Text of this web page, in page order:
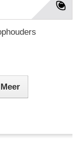
Meer